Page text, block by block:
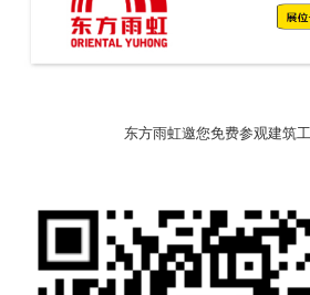
东方雨虹邀您免费参观建筑